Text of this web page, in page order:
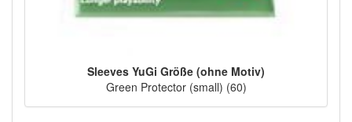
Sleeves YuGi Größe (ohne Motiv)
Green Protector (small) (60)